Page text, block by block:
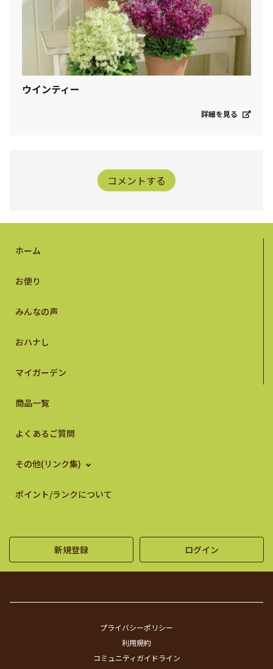
ウインティー
詳細を見る
コメントする
ホーム
お便り
みんなの声
おハナし
マイガーデン
商品一覧
よくあるご質問
その他(リンク集)
ポイント/ランクについて
新規登録 ログイン
プライバシーポリシー
利用規約
コミュニティガイドライン